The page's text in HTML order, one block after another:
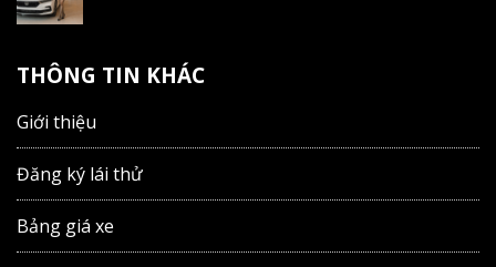
THÔNG TIN KHÁC
Giới thiệu
Đăng ký lái thử
Bảng giá xe